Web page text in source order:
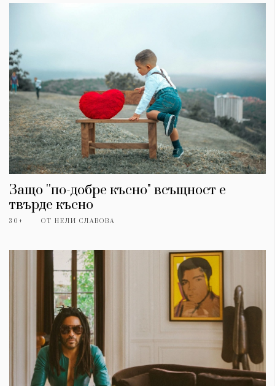
Защо ''по-добре късно" всъщност е
твърде късно
30+ ОТ НЕЛИ СЛАВОВА